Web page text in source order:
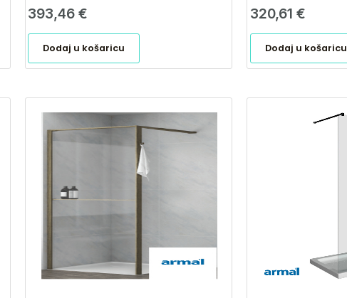
393,46 €
Dodaj u košaricu
320,61 €
Dodaj u košaricu